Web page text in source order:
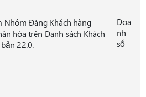
Nhóm Đăng Khách hàng
hóa trên Danh sách Khách
22.0.
Doa
nh
số